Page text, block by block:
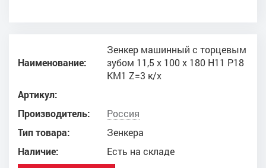
Наименование:
Зенкер машинный с торцевым
зубом 11,5 х 100 х 180 Н11 Р18
КМ1 Z=3 к/х
Артикул:
Производитель:
Россия
Тип товара:
Зенкера
Наличие:
Есть на складе